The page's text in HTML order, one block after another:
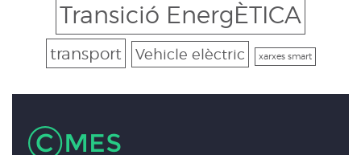
Transició EnergÈTICA
transport Vehicle elèctric xarxes smart